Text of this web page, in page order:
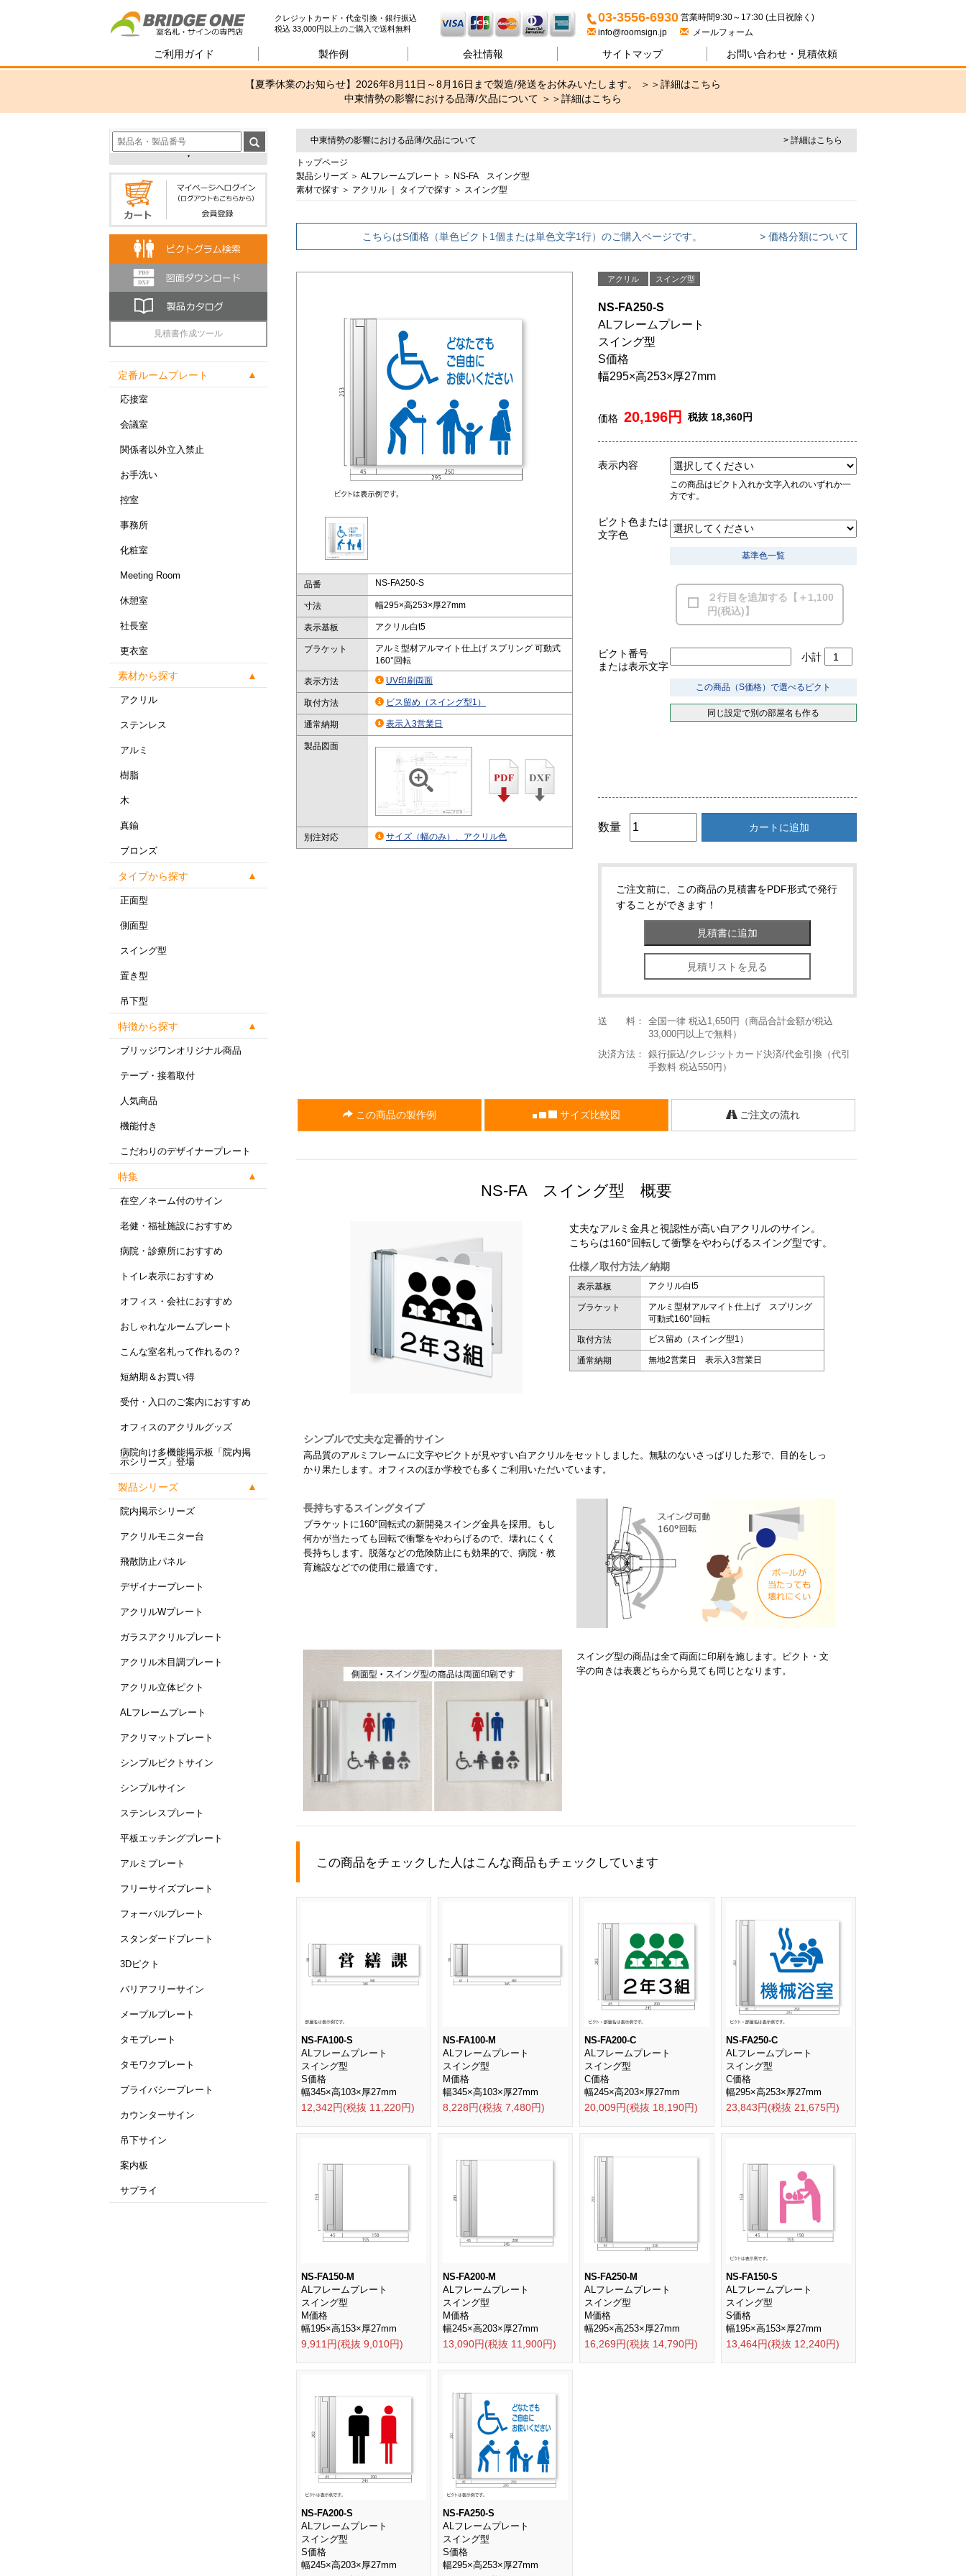
室名札・サインの専門店ブリッジワン
クレジットカード・代金引換・銀行振込
税込 33,000円以上のご購入で送料無料
03-3556-6930 営業時間9:30～17:30 (土日祝除く)
info@roomsign.jp
メールフォーム
ご利用ガイド 製作例 会社情報 サイトマップ お問い合わせ・ 見積依頼
【夏季休業のお知らせ】2026年8月11日～8月16日まで製造/発送をお休みいたします。 ＞＞詳細はこちら
中東情勢の影響における品薄/欠品について ＞＞詳細はこちら
見積書作成ツール
定番ルームプレート
応接室
会議室
関係者以外立入禁止
お手洗い
控室
事務所
化粧室
Meeting Room
休憩室
社長室
更衣室
素材から探す
アクリル
ステンレス
アルミ
樹脂
木
真鍮
ブロンズ
タイプから探す
正面型
側面型
スイング型
置き型
吊下型
特徴から探す
ブリッジワンオリジナル商品
テープ・接着取付
人気商品
機能付き
こだわりのデザイナープレート
特集
在空／ネーム付のサイン
老健・福祉施設におすすめ
病院・診療所におすすめ
トイレ表示におすすめ
オフィス・会社におすすめ
おしゃれなルームプレート
こんな室名札って作れるの？
短納期＆お買い得
受付・入口のご案内におすすめ
オフィスのアクリルグッズ
病院向け多機能掲示板「院内掲
示シリーズ」登場
製品シリーズ
院内掲示シリーズ
アクリルモニター台
飛散防止パネル
デザイナープレート
アクリルWプレート
ガラスアクリルプレート
アクリル木目調プレート
アクリル立体ピクト
ALフレームプレート
アクリマットプレート
シンプルピクトサイン
シンプルサイン
ステンレスプレート
平板エッチングプレート
アルミプレート
フリーサイズプレート
フォーバルプレート
スタンダードプレート
3Dピクト
バリアフリーサイン
メープルプレート
タモプレート
タモワクプレート
プライバシープレート
カウンターサイン
吊下サイン
案内板
サプライ
中東情勢の影響における品薄/欠品について > 詳細はこちら
トップページ
製品シリーズ ＞ ALフレームプレート ＞ NS-FA スイング型
素材で探す ＞ アクリル タイプで探す ＞ スイング型
こちらはS価格（単色ピクト1個または単色文字1行）のご購入ページです。 > 価格分類について
品番 NS-FA250-S
寸法 幅295×高253×厚27mm
表示基板 アクリル白t5
ブラケット
アルミ型材アルマイト仕上げ スプリング 可動式
160°回転
表示方法 UV印刷両面
取付方法 ビス留め（スイング型1）
通常納期 表示入3営業日
製品図面
別注対応 サイズ（幅のみ）、アクリル色
アクリル スイング型
NS-FA250-S
ALフレームプレート
スイング型
S価格
幅295×高253×厚27mm
価格 20,196円 税抜 18,360円
表示内容
この商品はピクト入れか文字入れのいずれか一
方です。
ピクト色または
文字色
基準色一覧
２行目を追加する【＋1,100
円(税込)】
ピクト番号
または表示文字
小計
この商品（S価格）で選べるピクト
同じ設定で別の部屋名も作る
数量 カートに追加
ご注文前に、この商品の見積書をPDF形式で発行
することができます！
見積リストを見る
送 料：
全国一律 税込1,650円（商品合計金額が税込
33,000円以上で無料）
決済方法：
銀行振込/クレジットカード決済/代金引換（代引
手数料 税込550円）
この商品の製作例 サイズ比較図 ご注文の流れ
NS-FA スイング型 概要
丈夫なアルミ金具と視認性が高い白アクリルのサイン。
こちらは160°回転して衝撃をやわらげるスイング型です。
仕様／取付方法／納期
表示基板 アクリル白t5
ブラケット
アルミ型材アルマイト仕上げ スプリング
可動式160°回転
取付方法 ビス留め（スイング型1）
通常納期 無地2営業日 表示入3営業日
シンプルで丈夫な定番的サイン
高品質のアルミフレームに文字やピクトが見やすい白アクリルをセットしました。無駄のないさっぱりした形で、目的をしっ
かり果たします。オフィスのほか学校でも多くご利用いただいています。
長持ちするスイングタイプ
ブラケットに160°回転式の新開発スイング金具を採用。もし
何かが当たっても回転で衝撃をやわらげるので、壊れにくく
長持ちします。脱落などの危険防止にも効果的で、病院・教
育施設などでの使用に最適です。
スイング型の商品は全て両面に印刷を施します。ピクト・文
字の向きは表裏どちらから見ても同じとなります。
この商品をチェックした人はこんな商品もチェックしています
NS-FA100-S
ALフレームプレート
スイング型
S価格
幅345×高103×厚27mm
12,342円(税抜 11,220円)
NS-FA100-M
ALフレームプレート
スイング型
M価格
幅345×高103×厚27mm
8,228円(税抜 7,480円)
NS-FA200-C
ALフレームプレート
スイング型
C価格
幅245×高203×厚27mm
20,009円(税抜 18,190円)
NS-FA250-C
ALフレームプレート
スイング型
C価格
幅295×高253×厚27mm
23,843円(税抜 21,675円)
NS-FA150-M
ALフレームプレート
スイング型
M価格
幅195×高153×厚27mm
9,911円(税抜 9,010円)
NS-FA200-M
ALフレームプレート
スイング型
M価格
幅245×高203×厚27mm
13,090円(税抜 11,900円)
NS-FA250-M
ALフレームプレート
スイング型
M価格
幅295×高253×厚27mm
16,269円(税抜 14,790円)
NS-FA150-S
ALフレームプレート
スイング型
S価格
幅195×高153×厚27mm
13,464円(税抜 12,240円)
NS-FA200-S
ALフレームプレート
スイング型
S価格
幅245×高203×厚27mm
NS-FA250-S
ALフレームプレート
スイング型
S価格
幅295×高253×厚27mm